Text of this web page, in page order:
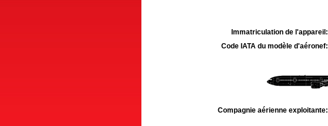
Immatriculation de l'appareil:
Code IATA du modèle d'aéronef:
Compagnie aérienne exploitante: